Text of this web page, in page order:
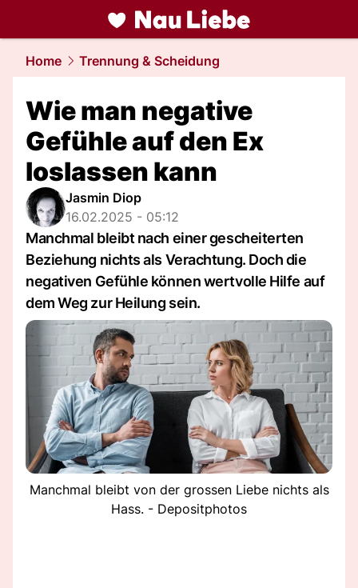
liebe.NAU.ch
Home Trennung & Scheidung
Wie man negative
Gefühle auf den Ex
loslassen kann
Jasmin Diop
16.02.2025 - 05:12
Manchmal bleibt nach einer gescheiterten
Beziehung nichts als Verachtung. Doch die
negativen Gefühle können wertvolle Hilfe auf
dem Weg zur Heilung sein.
Manchmal bleibt von der grossen Liebe nichts als
Hass. - Depositphotos